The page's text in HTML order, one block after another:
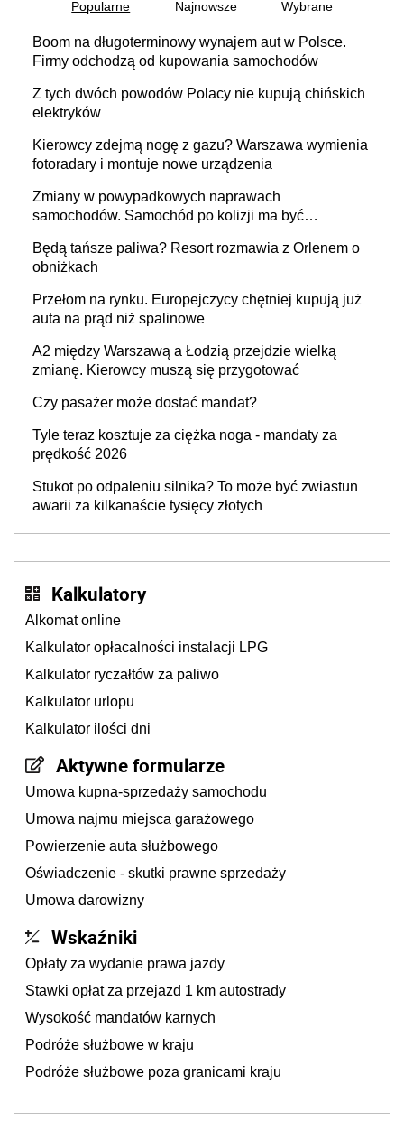
Popularne Najnowsze Wybrane
Boom na długoterminowy wynajem aut w Polsce.
Firmy odchodzą od kupowania samochodów
Z tych dwóch powodów Polacy nie kupują chińskich
elektryków
Kierowcy zdejmą nogę z gazu? Warszawa wymienia
fotoradary i montuje nowe urządzenia
Zmiany w powypadkowych naprawach
samochodów. Samochód po kolizji ma być
producenta
Będą tańsze paliwa? Resort rozmawia z Orlenem o
obniżkach
Przełom na rynku. Europejczycy chętniej kupują już
auta na prąd niż spalinowe
A2 między Warszawą a Łodzią przejdzie wielką
zmianę. Kierowcy muszą się przygotować
Czy pasażer może dostać mandat?
Tyle teraz kosztuje za ciężka noga - mandaty za
prędkość 2026
Stukot po odpaleniu silnika? To może być zwiastun
awarii za kilkanaście tysięcy złotych
Kalkulatory
Alkomat online
Kalkulator opłacalności instalacji LPG
Kalkulator ryczałtów za paliwo
Kalkulator urlopu
Kalkulator ilości dni
Aktywne formularze
Umowa kupna-sprzedaży samochodu
Umowa najmu miejsca garażowego
Powierzenie auta służbowego
Oświadczenie - skutki prawne sprzedaży
Umowa darowizny
Wskaźniki
Opłaty za wydanie prawa jazdy
Stawki opłat za przejazd 1 km autostrady
Wysokość mandatów karnych
Podróże służbowe w kraju
Podróże służbowe poza granicami kraju